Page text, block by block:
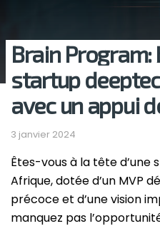
Brain
startup
avec un appui
3 janvier 2024
Êtes-vous à la tête
Afrique, dotée d’un MVP
précoce et d’une vision
manquez pas